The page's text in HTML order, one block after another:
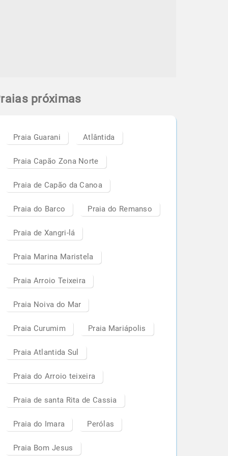
próximas
Praia Guarani Atlântida
Praia Capão Zona Norte
Praia de Capão da Canoa
Praia do Barco Praia do Remanso
Praia de Xangri-lá
Praia Marina Maristela
Praia Arroio Teixeira
Praia Noiva do Mar
Praia Curumim Praia Mariápolis
Praia Atlantida Sul
Praia do Arroio teixeira
Praia de santa Rita de Cassia
Praia do Imara Perólas
Praia Bom Jesus